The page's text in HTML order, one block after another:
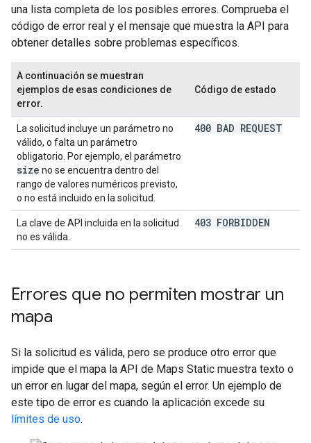
una lista completa de los posibles errores. Comprueba el
código de error real y el mensaje que muestra la API para
obtener detalles sobre problemas específicos.
A continuación se muestran
ejemplos de esas condiciones de
error.
Código de estado
La solicitud incluye un parámetro no
válido, o falta un parámetro
obligatorio. Por ejemplo, el parámetro
size no se encuentra dentro del
rango de valores numéricos previsto,
o no está incluido en la solicitud.
400 BAD REQUEST
La clave de API incluida en la solicitud
no es válida.
403 FORBIDDEN
Errores que no permiten mostrar un
mapa
Si la solicitud es válida, pero se produce otro error que
impide que el mapa la API de Maps Static muestra texto o
un error en lugar del mapa, según el error. Un ejemplo de
este tipo de error es cuando la aplicación excede su
límites de uso.